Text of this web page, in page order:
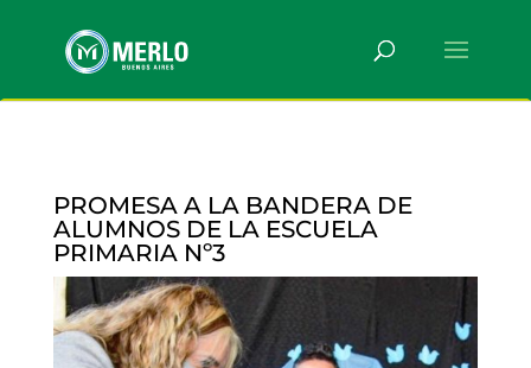
PROMESA A LA BANDERA DE
ALUMNOS DE LA ESCUELA
PRIMARIA Nº3